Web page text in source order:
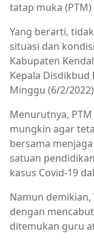
tatap muka
Yang berarti,
situasi dan
Kabupaten
Kepala Disdikbud
Minggu (6/2/
Menurutnya,
mungkin agar
bersama
satuan
kasus Covid-19
Namun
dengan
ditemukan guru